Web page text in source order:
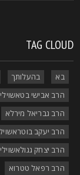
TAG
בא בהעלותך
הרב אבישי בטאשוילי
הרב גבריאל מירלא
הרב יעקב בוטראשוילי
הרב יצחק גגולאשוילי
הרב רפאל טטרוא